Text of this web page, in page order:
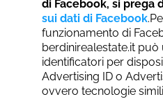
di Facebook, si prega
sui dati di Facebook
funzionamento di
berdinirealestate.it può
identificatori per
Advertising ID o
ovvero tecnologie